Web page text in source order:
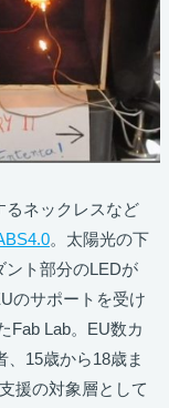
るネックレスなど
。太陽光の下
ント部分のLEDが
のサポートを受け
Fab Lab。EU数カ
、15歳から18歳ま
援の対象層として